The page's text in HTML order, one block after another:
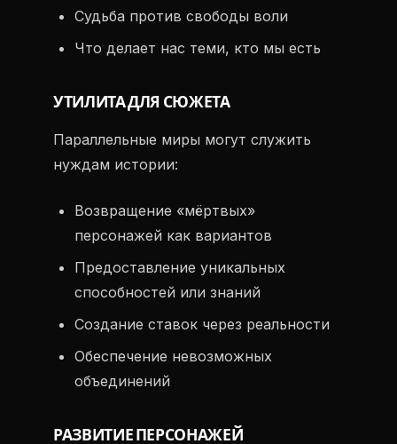
Судьба против свободы воли
Что делает нас теми, кто мы есть
УТИЛИТА ДЛЯ СЮЖЕТА
Параллельные миры могут служить
нуждам истории:
Возвращение «мёртвых»
персонажей как вариантов
Предоставление уникальных
способностей или знаний
Создание ставок через реальности
Обеспечение невозможных
объединений
РАЗВИТИЕ ПЕРСОНАЖЕЙ